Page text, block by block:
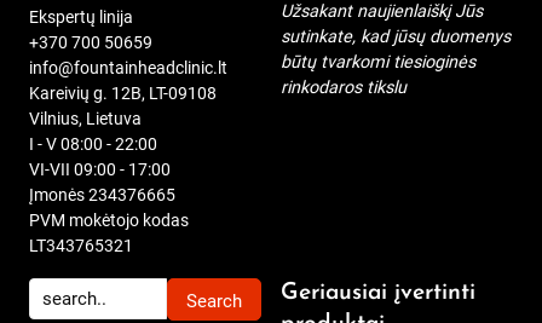
Ekspertų linija
+370 700 50659
info@fountainheadclinic.lt
Kareivių g. 12B, LT-09108
Vilnius, Lietuva
I - V 08:00 - 22:00
VI-VII 09:00 - 17:00
Įmonės 234376665
PVM mokėtojo kodas
LT343765321
Užsakant naujienlaiškį Jūs
sutinkate, kad jūsų duomenys
būtų tvarkomi tiesioginės
rinkodaros tikslu
Geriausiai įvertinti